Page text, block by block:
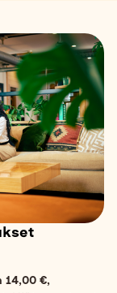
14,00 €,